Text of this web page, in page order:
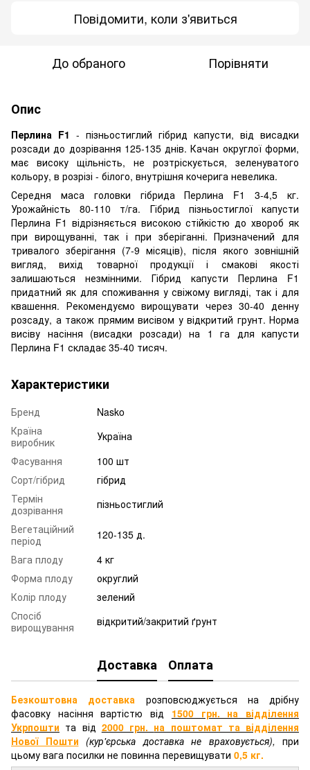
Повідомити, коли з'явиться
До обраного Порівняти
Опис
Перлина F1 - пізньостиглий гібрид капусти, від висадки
розсади до дозрівання 125-135 днів. Качан округлої форми,
має високу щільність, не розтріскується, зеленуватого
кольору, в розрізі - білого, внутрішня кочерига невелика.
Середня маса головки гібрида Перлина F1 3-4,5 кг.
Урожайність 80-110 т/га. Гібрид пізньостиглої капусти
Перлина F1 відрізняється високою стійкістю до хвороб як
при вирощуванні, так і при зберіганні. Призначений для
тривалого зберігання (7-9 місяців), після якого зовнішній
вигляд, вихід товарної продукції і смакові якості
залишаються незмінними. Гібрид капусти Перлина F1
придатний як для споживання у свіжому вигляді, так і для
квашення. Рекомендуємо вирощувати через 30-40 денну
розсаду, а також прямим висівом у відкритий грунт. Норма
висіву насіння (висадки розсади) на 1 га для капусти
Перлина F1 складає 35-40 тисяч.
Характеристики
Бренд
Nasko
Країна
виробник
Україна
Фасування
100 шт
Сорт/гібрид
гібрид
Термін
дозрівання
пізньостиглий
Вегетаційний
період
120-135 д.
Вага плоду
4 кг
Форма плоду
округлий
Колір плоду
зелений
Спосіб
вирощування
відкритий/закритий ґрунт
Доставка Оплата
Безкоштовна доставка розповсюджується на дрібну
фасовку насіння вартістю від 1500 грн. на відділення
Укрпошти та від 2000 грн. на поштомат та відділення
Нової Пошти (кур'єрська доставка не враховується), при
цьому вага посилки не повинна перевищувати 0,5 кг.